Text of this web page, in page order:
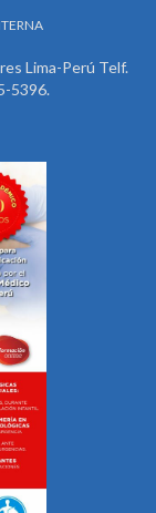
Lima-Perú Telf.
5396.